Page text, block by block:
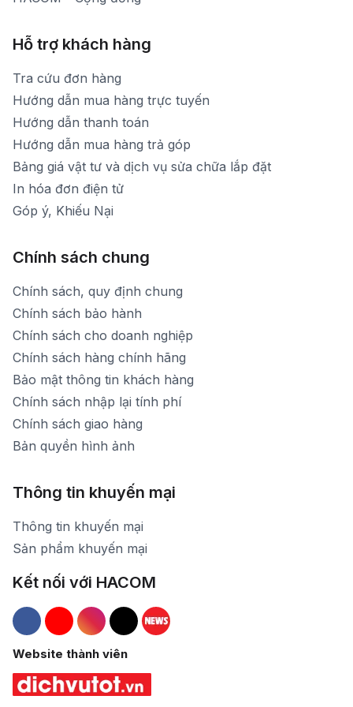
Hỗ trợ khách hàng
Tra cứu đơn hàng
Hướng dẫn mua hàng trực tuyến
Hướng dẫn thanh toán
Hướng dẫn mua hàng trả góp
Bảng giá vật tư và dịch vụ sửa chữa lắp đặt
In hóa đơn điện tử
Góp ý, Khiếu Nại
Chính sách chung
Chính sách, quy định chung
Chính sách bảo hành
Chính sách cho doanh nghiệp
Chính sách hàng chính hãng
Bảo mật thông tin khách hàng
Chính sách nhập lại tính phí
Chính sách giao hàng
Bản quyền hình ảnh
Thông tin khuyến mại
Thông tin khuyến mại
Sản phẩm khuyến mại
Kết nối với HACOM
Hacom Facebook
Hacom YouTube
Hacom Instagram
Hacom TikTok
Website thành viên